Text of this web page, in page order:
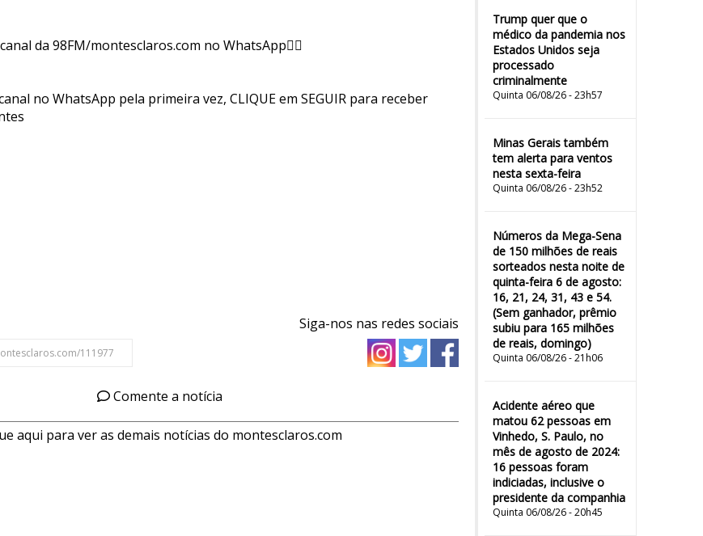
Trump quer que o
médico da pandemia nos
Estados Unidos seja
processado
criminalmente
Quinta 06/08/26 - 23h57
Minas Gerais também
tem alerta para ventos
nesta sexta-feira
Quinta 06/08/26 - 23h52
Números da Mega-Sena
de 150 milhões de reais
sorteados nesta noite de
quinta-feira 6 de agosto:
16, 21, 24, 31, 43 e 54.
(Sem ganhador, prêmio
subiu para 165 milhões
de reais, domingo)
Quinta 06/08/26 - 21h06
Acidente aéreo que
matou 62 pessoas em
Vinhedo, S. Paulo, no
mês de agosto de 2024:
16 pessoas foram
indiciadas, inclusive o
presidente da companhia
Quinta 06/08/26 - 20h45
da 98FM/montesclaros.com no WhatsApp👇🏻
no WhatsApp pela primeira vez, CLIQUE em SEGUIR para receber
Siga-nos nas redes sociais
Comente a notícia
aqui para ver as demais notícias do montesclaros.com